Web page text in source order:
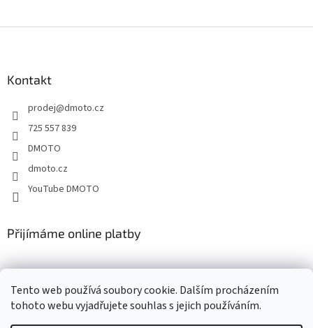
Tento web používá soubory cookie. Dalším procházením
tohoto webu vyjadřujete souhlas s jejich používáním.
Kontakt
prodej@dmoto.cz
725 557 839
DMOTO
dmoto.cz
YouTube DMOTO
Přijímáme online platby